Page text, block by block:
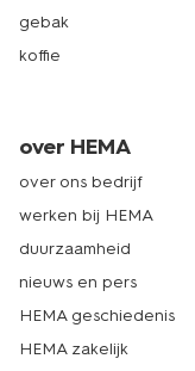
gebak
koffie
over HEMA
over ons bedrijf
werken bij HEMA
duurzaamheid
nieuws en pers
HEMA geschiedenis
HEMA zakelijk